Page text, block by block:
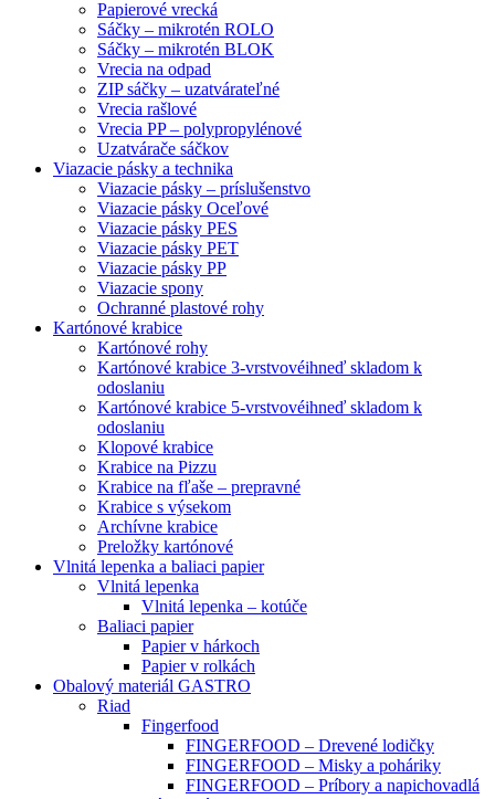
Papierové vrecká
Sáčky – mikrotén ROLO
Sáčky – mikrotén BLOK
Vrecia na odpad
ZIP sáčky – uzatvárateľné
Vrecia rašlové
Vrecia PP – polypropylénové
Uzatvárače sáčkov
Viazacie pásky a technika
Viazacie pásky – príslušenstvo
Viazacie pásky Oceľové
Viazacie pásky PES
Viazacie pásky PET
Viazacie pásky PP
Viazacie spony
Ochranné plastové rohy
Kartónové krabice
Kartónové rohy
Kartónové krabice 3-vrstvovéihneď skladom k
odoslaniu
Kartónové krabice 5-vrstvovéihneď skladom k
odoslaniu
Klopové krabice
Krabice na Pizzu
Krabice na fľaše – prepravné
Krabice s výsekom
Archívne krabice
Preložky kartónové
Vlnitá lepenka a baliaci papier
Vlnitá lepenka
Vlnitá lepenka – kotúče
Baliaci papier
Papier v hárkoch
Papier v rolkách
Obalový materiál GASTRO
Riad
Fingerfood
FINGERFOOD – Drevené lodičky
FINGERFOOD – Misky a poháriky
FINGERFOOD – Príbory a napichovadlá